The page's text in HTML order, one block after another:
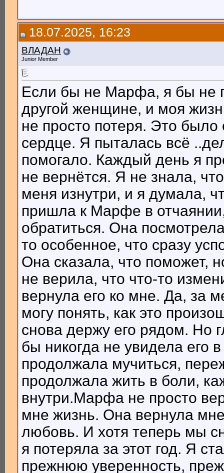
18.07.2025, 16:23
ВЛАДАН
Junior Member
Если бы не Марфа, я бы не
другой женщине, и моя
не просто потеря. Это
сердце. Я пыталась всё
помогало. Каждый день я
не вернётся. Я не знала,
меня изнутри, и я думала,
пришла к Марфе в
обратиться. Она
то особенное, что сразу
Она сказала, что поможет,
не верила, что что-то
вернула его ко мне. Да, за
могу понять, как это
снова держу его рядом. Но
бы никогда не увидела его
продолжала мучиться,
продолжала жить в боли,
внутри.Марфа не просто
мне жизнь. Она вернула
любовь. И хотя теперь мы
я потеряла за этот год. Я
прежнюю уверенность,